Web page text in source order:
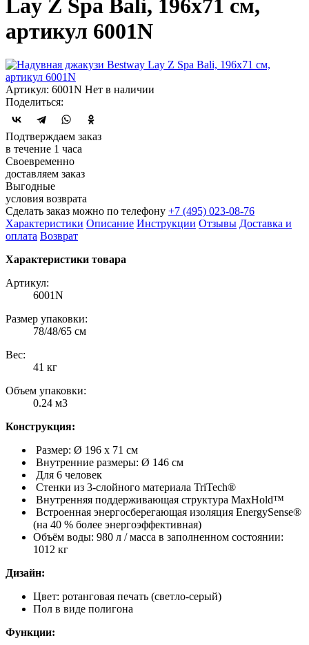
Lay Z Spa Bali, 196x71 см,
артикул 6001N
Артикул: 6001N Нет в наличии
Поделиться:
Подтверждаем заказ
в течение 1 часа
Своевременно
доставляем заказ
Выгодные
условия возврата
Сделать заказ можно по телефону +7 (495) 023-08-76
Характеристики Описание Инструкции Отзывы Доставка и
оплата Возврат
Характеристики товара
Артикул:
6001N
Размер упаковки:
78/48/65 см
Вес:
41 кг
Объем упаковки:
0.24 м3
Конструкция:
Размер: Ø 196 x 71 см
Внутренние размеры: Ø 146 см
Для 6 человек
Стенки из 3-слойного материала TriTech®
Внутренняя поддерживающая структура MaxHold™
Встроенная энергосберегающая изоляция EnergySense®
(на 40 % более энергоэффективная)
Объём воды: 980 л / масса в заполненном состоянии:
1012 кг
Дизайн:
Цвет: ротанговая печать (светло-серый)
Пол в виде полигона
Функции: